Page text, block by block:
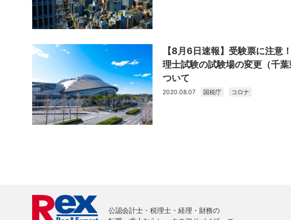
【8月6日速報】受験票に注
理士試験の試験場の変更（千
ついて
2020.08.07 国税庁 コロナ